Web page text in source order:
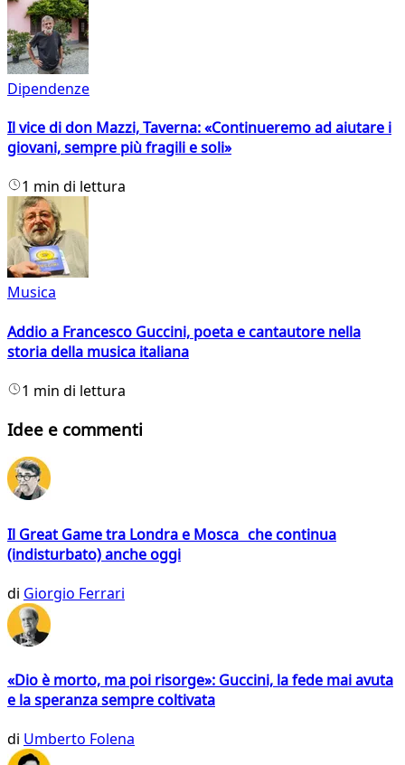
Dipendenze
Il vice di don Mazzi, Taverna: «Continueremo ad aiutare i
giovani, sempre più fragili e soli»
1 min di lettura
Musica
Addio a Francesco Guccini, poeta e cantautore nella
storia della musica italiana
1 min di lettura
Idee e commenti
Il Great Game tra Londra e Mosca che continua
(indisturbato) anche oggi
di Giorgio Ferrari
«Dio è morto, ma poi risorge»: Guccini, la fede mai avuta
e la speranza sempre coltivata
di Umberto Folena